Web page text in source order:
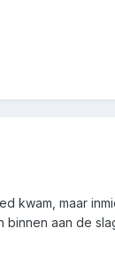
kwam, maar
binnen aan de